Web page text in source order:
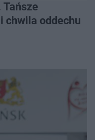
Tańsze
chwila oddechu